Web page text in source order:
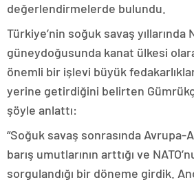
değerlendirmelerde bulundu.
Türkiye’nin soğuk savaş yıllarında
güneydoğusunda kanat ülkesi
önemli bir işlevi büyük
yerine getirdiğini belirten
şöyle anlattı:
“Soğuk savaş sonrasında
barış umutlarının arttığı ve
sorgulandığı bir döneme girdik.